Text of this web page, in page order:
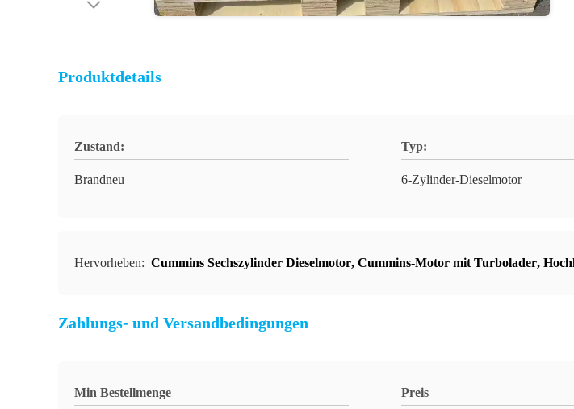
Produktdetails
Zustand:
Brandneu
Typ:
6-Zylinder-Dieselmotor
Hervorheben: Cummins Sechszylinder Dieselmotor, Cummins-Motor mit Turbolader,
Zahlungs- und Versandbedingungen
Min Bestellmenge Preis